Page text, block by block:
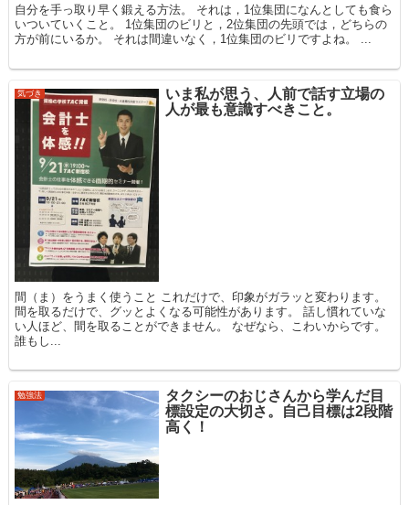
自分を手っ取り早く鍛える方法。 それは，1位集団になんとしても食ら
いついていくこと。 1位集団のビリと，2位集団の先頭では，どちらの
方が前にいるか。 それは間違いなく，1位集団のビリですよね。 ...
気づき
いま私が思う、人前で話す立場の
人が最も意識すべきこと。
間（ま）をうまく使うこと これだけで、印象がガラッと変わります。
間を取るだけで、グッとよくなる可能性があります。 話し慣れていな
い人ほど、間を取ることができません。 なぜなら、こわいからです。
誰もし...
勉強法
タクシーのおじさんから学んだ目
標設定の大切さ。自己目標は2段階
高く！